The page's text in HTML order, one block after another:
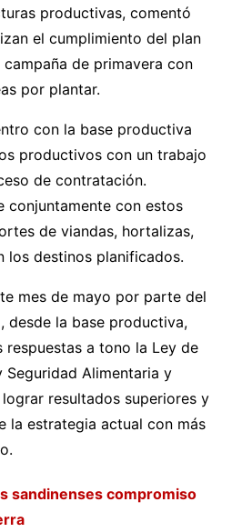
productivas, comentó
el cumplimiento del plan
de primavera con
por plantar.
con la base productiva
productivos con un trabajo
de contratación.
conjuntamente con estos
de viandas, hortalizas,
los destinos planificados.
mes de mayo por parte del
desde la base productiva,
respuestas a tono la Ley de
Seguridad Alimentaria y
resultados superiores y
la estrategia actual con más
sandinenses compromiso